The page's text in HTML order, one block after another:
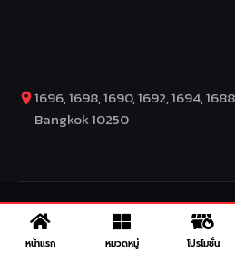
หน้าแรก หมวดหมู่ โปรโมชั่น
1696, 1698, 1690, 1692, 1694,
Bangkok 10250
COPYRIGHT BY COMP MOTO CO.,
SuperDrive – ข่าวรถยนต์ รีวิวรถยน
จักรยานยนต์ รีวิวมอเตอร์ไซค์ ข่าวม